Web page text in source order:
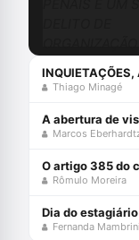
Thiago Minagé
Marcos
Rômulo Moreira
Dia do
Fernanda